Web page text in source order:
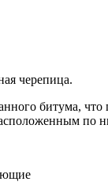
черепица.
битума, что
по